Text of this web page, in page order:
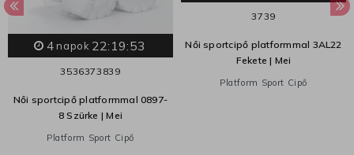
4 napok 22:19:53
3536373839
Női sportcipő platformmal 0897-
8 Szürke | Mei
Platform Sport Cipő
3739
Női sportcipő platformmal 3AL22
Fekete | Mei
Platform Sport Cipő